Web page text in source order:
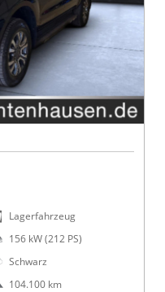
Lagerfahrzeug
156 kW (212 PS)
Schwarz
104.100 km